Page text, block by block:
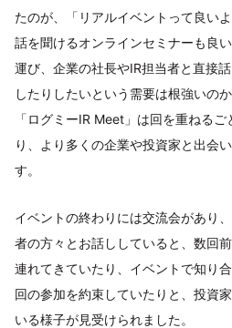
たのが、「リアルイベントって良い
話を聞けるオンラインセミナーも良
運び、企業の社長やIR担当者と直接
したりしたいという需要は根強いの
「ログミーIR Meet」は回を重ねる
り、より多くの企業や投資家と出会
す。
イベントの終わりには交流会があり
者の方々とお話ししていると、数回
連れてきていたり、イベントで知り
回の参加を約束していたりと、投資
いる様子が見受けられました。